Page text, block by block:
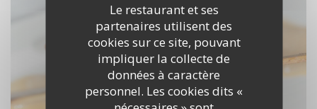
Le restaurant et ses
partenaires utilisent des
cookies sur ce site, pouvant
impliquer la collecte de
données à caractère
personnel. Les cookies dits «